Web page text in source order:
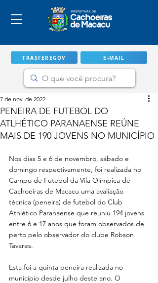
TRASFEREGOV E-MAIL
IMPORTANTE
PENEIRA DE FUTEBOL DO
ATLHÉTICO PARANAENSE REÚNE
MAIS DE 190 JOVENS NO MUNICÍPIO
7 de nov. de 2022
Nos dias 5 e 6 de novembro, sábado e
domingo respectivamente, foi realizada no
Campo de Futebol da Vila Olímpica de
Cachoeiras de Macacu uma avaliação
técnica (peneira) de futebol do Club
Athlético Paranaense que reuniu 194 jovens
entre 6 e 17 anos que foram observados de
perto pelo observador do clube Robson
Tavares.
Esta foi a quinta peneira realizada no
município desde julho deste ano. O